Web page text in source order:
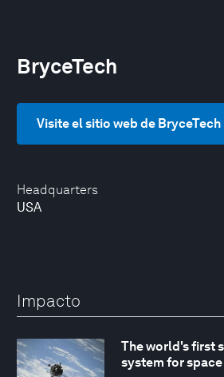
Headquarters
USA
BryceTech
Visite el sitio web de BryceTech
Impacto
The world's first
system for